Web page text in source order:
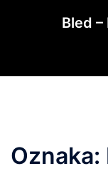
Bled –
Oznaka: